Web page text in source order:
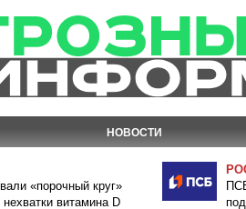
НОВОСТИ
«порочный круг»
витамина D